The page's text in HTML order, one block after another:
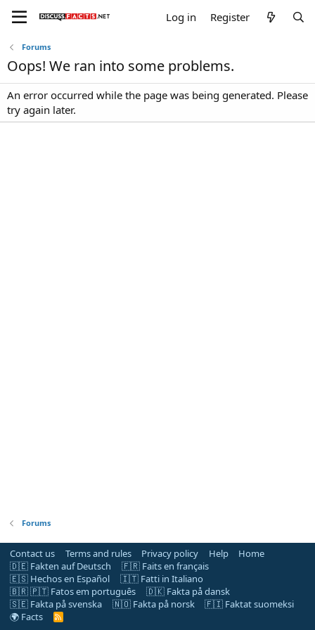
Log in Register
Forums
Oops! We ran into some problems.
An error occurred while the page was being generated. Please
try again later.
Forums
Contact us Terms and rules Privacy policy Help
Home
🇩🇪 Fakten auf Deutsch
🇫🇷 Faits en français
🇪🇸 Hechos en Español
🇮🇹 Fatti in Italiano
🇧🇷 🇵🇹 Fatos em português
🇩🇰 Fakta på dansk
🇸🇪 Fakta på svenska
🇳🇴 Fakta på norsk
🇫🇮 Faktat suomeksi
🌍 Facts
R